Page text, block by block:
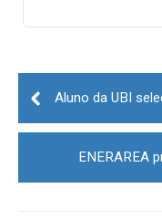
Post
navigation
ENERAREA